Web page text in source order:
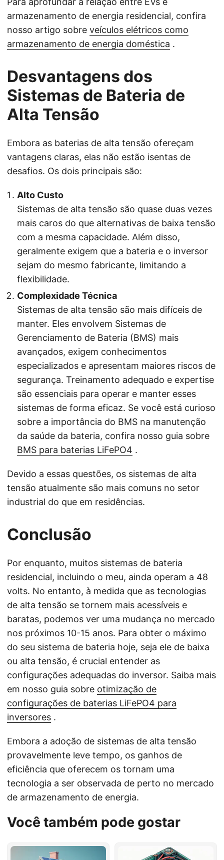
armazenamento de energia residencial, confira
nosso artigo sobre veículos elétricos como
armazenamento de energia doméstica .
Desvantagens dos
Sistemas de Bateria de
Alta Tensão
Embora as baterias de alta tensão ofereçam
vantagens claras, elas não estão isentas de
desafios. Os dois principais são:
Alto Custo
Sistemas de alta tensão são quase duas vezes
mais caros do que alternativas de baixa tensão
com a mesma capacidade. Além disso,
geralmente exigem que a bateria e o inversor
sejam do mesmo fabricante, limitando a
flexibilidade.
Complexidade Técnica
Sistemas de alta tensão são mais difíceis de
manter. Eles envolvem Sistemas de
Gerenciamento de Bateria (BMS) mais
avançados, exigem conhecimentos
especializados e apresentam maiores riscos de
segurança. Treinamento adequado e expertise
são essenciais para operar e manter esses
sistemas de forma eficaz. Se você está curioso
sobre a importância do BMS na manutenção
da saúde da bateria, confira nosso guia sobre
BMS para baterias LiFePO4 .
Devido a essas questões, os sistemas de alta
tensão atualmente são mais comuns no setor
industrial do que em residências.
Conclusão
Por enquanto, muitos sistemas de bateria
residencial, incluindo o meu, ainda operam a 48
volts. No entanto, à medida que as tecnologias
de alta tensão se tornem mais acessíveis e
baratas, podemos ver uma mudança no mercado
nos próximos 10-15 anos. Para obter o máximo
do seu sistema de bateria hoje, seja ele de baixa
ou alta tensão, é crucial entender as
configurações adequadas do inversor. Saiba mais
em nosso guia sobre otimização de
configurações de baterias LiFePO4 para
inversores .
Embora a adoção de sistemas de alta tensão
provavelmente leve tempo, os ganhos de
eficiência que oferecem os tornam uma
tecnologia a ser observada de perto no mercado
de armazenamento de energia.
Você também pode gostar